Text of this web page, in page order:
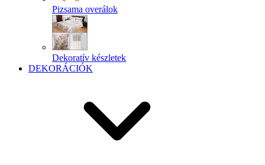
Pizsama overálok
Dekoratív készletek
DEKORÁCIÓK